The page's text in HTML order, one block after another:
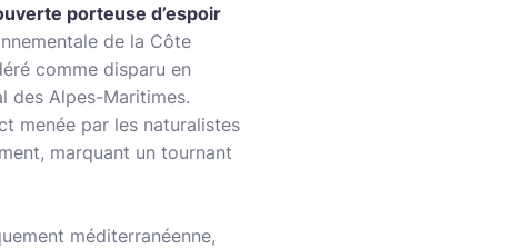
porteuse d’espoir
de la Côte
comme disparu en
des Alpes-Maritimes.
menée par les naturalistes
marquant un tournant
méditerranéenne,